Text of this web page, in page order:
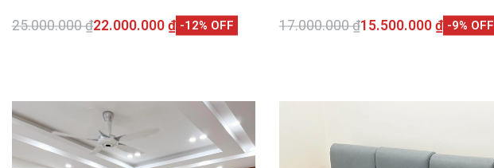
25.000.000₫22.000.000 ₫ -12% OFF 17.000.000₫15.500.000 ₫ -9% OFF